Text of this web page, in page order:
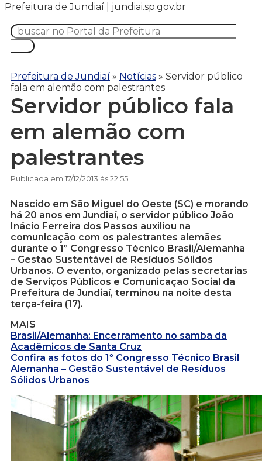
Prefeitura de Jundiaí | jundiai.sp.gov.br
Prefeitura de Jundiaí » Notícias » Servidor público
fala em alemão com palestrantes
Servidor público fala
em alemão com
palestrantes
Publicada em 17/12/2013 às 22:55
Nascido em São Miguel do Oeste (SC) e morando
há 20 anos em Jundiaí, o servidor público João
Inácio Ferreira dos Passos auxiliou na
comunicação com os palestrantes alemães
durante o 1º Congresso Técnico Brasil/Alemanha
– Gestão Sustentável de Resíduos Sólidos
Urbanos. O evento, organizado pelas secretarias
de Serviços Públicos e Comunicação Social da
Prefeitura de Jundiaí, terminou na noite desta
terça-feira (17).
MAIS
Brasil/Alemanha: Encerramento no samba da
Acadêmicos de Santa Cruz
Confira as fotos do 1º Congresso Técnico Brasil
Alemanha – Gestão Sustentável de Resíduos
Sólidos Urbanos